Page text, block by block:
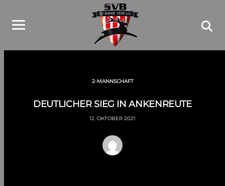
2-MANNSCHAFT
DEUTLICHER SIEG IN ANKENREUTE
12. OKTOBER 2021